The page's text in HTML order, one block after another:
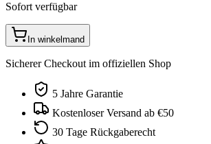
Sofort verfügbar
In winkelmand
Sicherer Checkout im offiziellen Shop
5 Jahre Garantie
Kostenloser Versand ab €50
30 Tage Rückgaberecht